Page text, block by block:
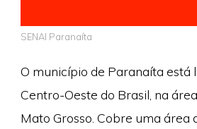
SENAI Paranaíta
O município de Paranaíta está
Centro-Oeste do Brasil, na
Mato Grosso. Cobre uma área